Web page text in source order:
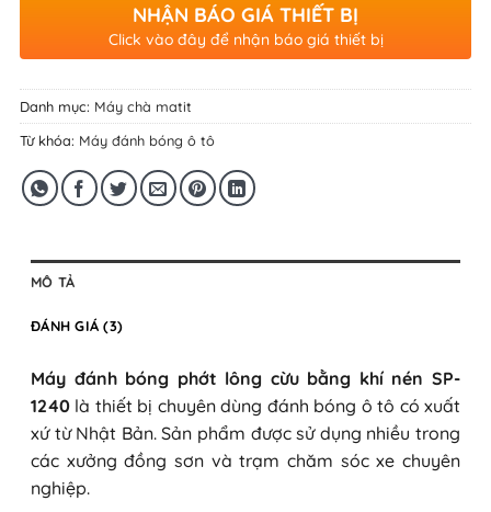
NHẬN BÁO GIÁ THIẾT BỊ
Click vào đây để nhận báo giá thiết bị
Danh mục: Máy chà matit
Từ khóa: Máy đánh bóng ô tô
MÔ TẢ
ĐÁNH GIÁ (3)
Máy đánh bóng phớt lông cừu bằng khí nén SP-
1240 là thiết bị chuyên dùng đánh bóng ô tô có xuất
xứ từ Nhật Bản. Sản phẩm được sử dụng nhiều trong
các xưởng đồng sơn và trạm chăm sóc xe chuyên
nghiệp.